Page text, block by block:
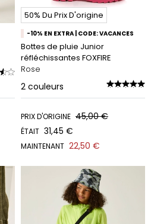
50% Du Prix D'origine
-10% EN EXTRA | CODE: VACANCES
Bottes de pluie Junior
réfléchissantes FOXFIRE
Rose
2 couleurs
PRIX D'ORIGINE 45,00 €
ÉTAIT 31,45 €
MAINTENANT 22,50 €